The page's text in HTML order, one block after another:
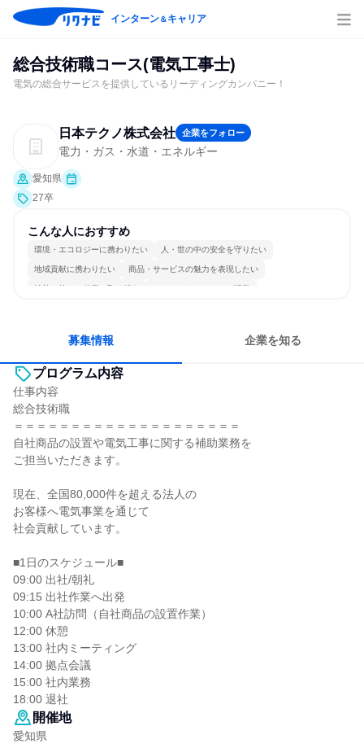
インターン＆キャリア
総合技術職コース(電気工事士)
電気の総合サービスを提供しているリーディングカンパニー！
日本テクノ株式会社 企業をフォロー
電力・ガス・水道・エネルギー
愛知県
27卒
こんな人におすすめ
環境・エコロジーに携わりたい 人・世の中の安全を守りたい
地域貢献に携わりたい 商品・サービスの魅力を表現したい
情熱を持って仕事に取り組む コミュニケーションが活発
募集情報 企業を知る
プログラム内容
仕事内容
総合技術職
＝＝＝＝＝＝＝＝＝＝＝＝＝＝＝＝＝＝＝＝
自社商品の設置や電気工事に関する補助業務を
ご担当いただきます。
現在、全国80,000件を超える法人の
お客様へ電気事業を通じて
社会貢献しています。
■1日のスケジュール■
09:00 出社/朝礼
09:15 出社作業へ出発
10:00 A社訪問（自社商品の設置作業）
12:00 休憩
13:00 社内ミーティング
14:00 拠点会議
15:00 社内業務
18:00 退社
開催地
愛知県